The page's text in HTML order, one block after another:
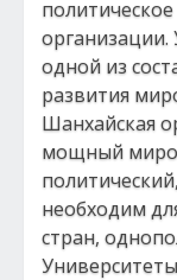
организации.
одной из
развития
Шанхайская
мощный
необходим
стран,